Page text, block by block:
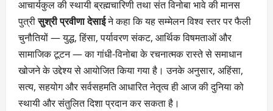
आचार्यकुल की स्थायी ब्रह्मचारिणी तथा संत विनोबा भावे की मानस
पुत्रीसुश्री प्रवीणा देसाईने कहा कि यह सम्मेलन विश्व स्तर पर फैली
चुनौतियों — युद्ध, हिंसा, पर्यावरण संकट, आर्थिक विषमताओं और
सामाजिक टूटन — का गांधी-विनोबा के रचनात्मक रास्ते से समाधान
खोजने के उद्देश्य से आयोजित किया गया है। उनके अनुसार, अहिंसा,
सत्य, सहयोग और सर्वसहमति आधारित नेतृत्व ही आज की दुनिया को
स्थायी और संतुलित दिशा प्रदान कर सकता है।